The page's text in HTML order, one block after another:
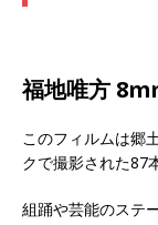
福地唯方
このフィルムは郷
クで撮影された87
組踊や芸能のステ